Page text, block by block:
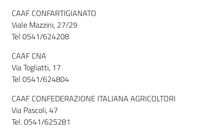
CAAF CONFARTIGIANATO
Viale Mazzini, 27/29
Tel 0541/624208
CAAF CNA
Via Togliatti, 17
Tel 0541/624804
CAAF CONFEDERAZIONE ITALIANA AGRICOLTORI
Via Pascoli, 47
Tel. 0541/625281